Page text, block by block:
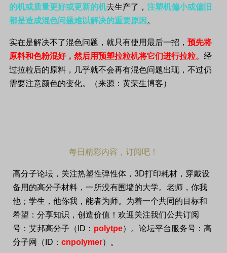
的机或质量更好或更新的机去生产了， 注塑机偏小或偏旧
都是造成混色问题难以解决的重要原因 。
实在是解决不了混色问题，就只有使用最后一招， 预先将
原料和色粉混好，然后用预塑拉粒机将它们进行拉粒。 经
过拉粒后的原料，几乎就不会再有混色问题出现，不过仍
需要注意颜色的变化。（来源：黄荣生博客）
每日精彩内容，订阅吧！
高分子论坛，关注热塑性弹性体， 3D打印耗材，穿戴设
备用的高分子材料，一所没有围墙的大学。老师，你我
他；学生，他你我，能者为师。为着一个共同的目标和
希望：分享知识，创造价值！欢迎关注我们公共订阅
号：艾邦高分子（ ID ： polytpe）。论坛平台服务号：高
分子网（ ID ： cnpolymer）。